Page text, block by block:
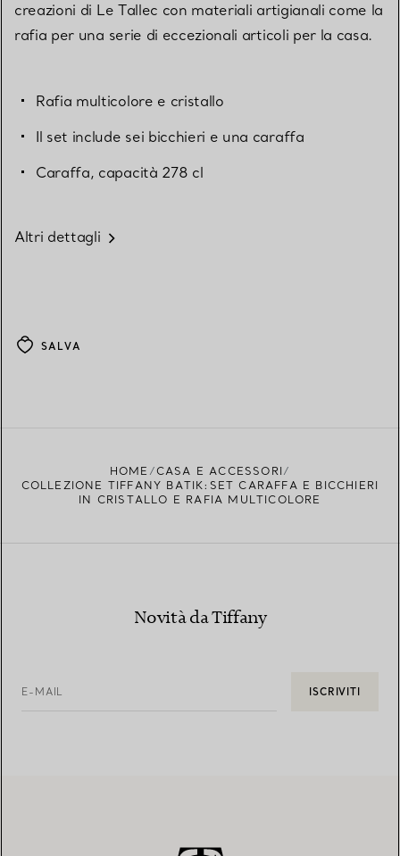
creazioni di Le Tallec con materiali artigianali come la
rafia per una serie di eccezionali articoli per la casa.
Rafia multicolore e cristallo
Il set include sei bicchieri e una caraffa
Caraffa, capacità 278 cl
Altri dettagli
SALVA
HOME
CASA E ACCESSORI
COLLEZIONE TIFFANY BATIK:SET CARAFFA E BICCHIERI
IN CRISTALLO E RAFIA MULTICOLORE
Novità da Tiffany
E-MAIL ISCRIVITI